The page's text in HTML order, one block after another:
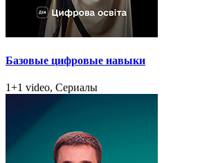
Базовые цифровые навыки
1+1 video, Сериалы